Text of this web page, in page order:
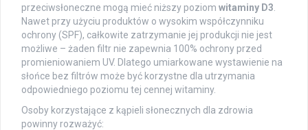
przeciwsłoneczne mogą mieć niższy poziom witaminy D3
Nawet przy użyciu produktów o wysokim współczynniku
ochrony (SPF), całkowite zatrzymanie jej produkcji nie jest
możliwe – żaden filtr nie zapewnia 100% ochrony przed
promieniowaniem UV. Dlatego umiarkowane wystawienie na
słońce bez filtrów może być korzystne dla utrzymania
odpowiedniego poziomu tej cennej witaminy.
Osoby korzystające z kąpieli słonecznych dla zdrowia
powinny rozważyć: